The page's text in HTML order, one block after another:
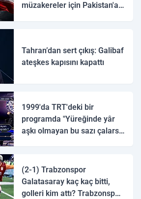
müzakereler için Pakistan'a
Tahran’dan sert çıkış: Galibaf
ateşkes kapısını kapattı
1999'da TRT'deki bir
programda "Yüreğinde yâr
aşkı olmayan bu sazı çalarsa
(2-1) Trabzonspor
Galatasaray kaç kaç bitti,
golleri kim attı? Trabzonspor